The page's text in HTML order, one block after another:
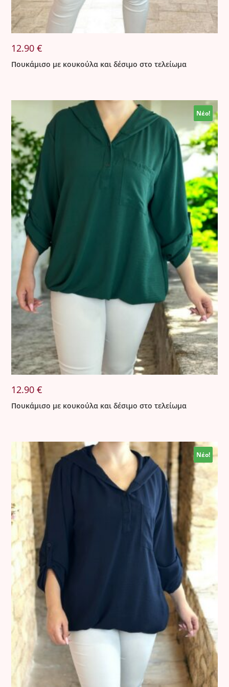
12.90€
Πουκάμισο με κουκούλα και δέσιμο στο τελείωμα
Νέο!
Νέο!
12.90€
Πουκάμισο με κουκούλα και δέσιμο στο τελείωμα
Νέο!
Νέο!